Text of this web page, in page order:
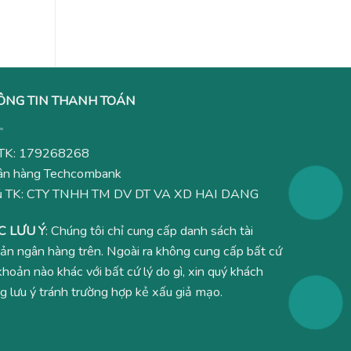
TIN THANH TOÁN
179268268
hàng Techcombank
TK: CTY TNHH TM DV DT VA XD HAI DANG
LƯU Ý: Chúng tôi chỉ cung cấp danh sách tài
ngân hàng trên. Ngoài ra không cung cấp bất cứ
nào khác với bất cứ lý do gì, xin quý khách
lưu ý tránh trường hợp kẻ xấu giả mạo.